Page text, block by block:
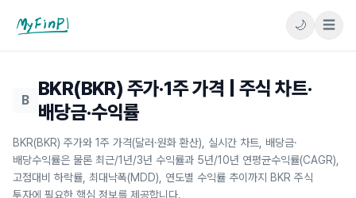
마이핀플
🌙 ☰
B
BKR(BKR) 주가·1주 가격 | 주식 차트·
배당금·수익률
BKR(BKR) 주가와 1주 가격(달러·원화 환산), 실시간 차트, 배당금·
배당수익률은 물론 최근/1년/3년 수익률과 5년/10년 연평균수익률(CAGR),
고점대비 하락률, 최대낙폭(MDD), 연도별 수익률 추이까지 BKR 주식
투자에 필요한 핵심 정보를 제공합니다.